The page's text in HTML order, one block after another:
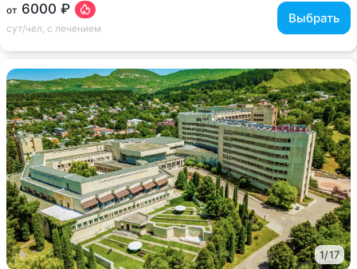
от 6000 ₽
сут/чел, с лечением
Выбрать
1/17